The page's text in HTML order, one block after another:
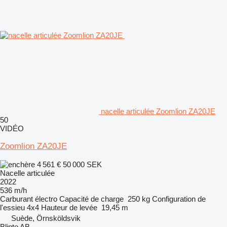
nacelle articulée Zoomlion ZA20JE
50
VIDÉO
Zoomlion ZA20JE
4 561 € 50 000 SEK
Nacelle articulée
2022
536 m/h
Carburant électro Capacité de charge 250 kg Configuration de
l'essieu 4x4 Hauteur de levée 19,45 m
Suède, Örnsköldsvik